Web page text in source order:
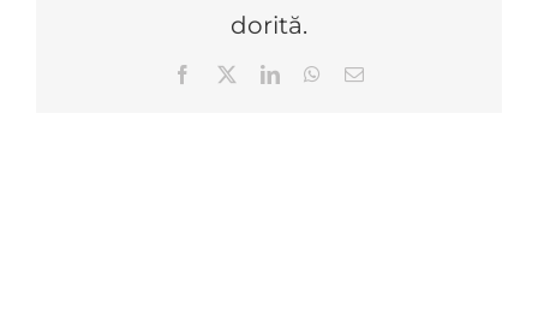
dorită.
Facebook LinkedInWhatsApp
E-